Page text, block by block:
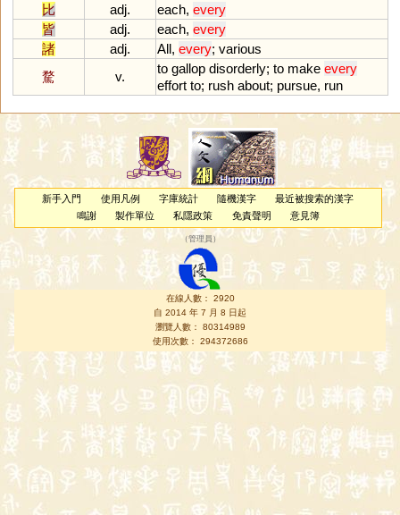
比
adj. each, every
皆
adj. each, every
諸
adj. All, every; various
騖
v.
to gallop disorderly; to make every
effort to; rush about; pursue, run
新手入門 使用凡例 字庫統計 隨機漢字
最近被搜索的漢字
鳴謝
製作單位 私隱政策 免責聲明 意見簿
（管理員 ）
在線人數： 2920
自 2014 年 7 月 8 日起
瀏覽人數： 80314989
使用次數： 294372686